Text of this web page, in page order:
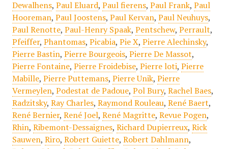
Dewalhens, Paul Eluard, Paul fierens, Paul Frank, Paul
Hooreman, Paul Joostens, Paul Kervan, Paul Neuhuys,
Paul Renotte, Paul-Henry Spaak, Pentschew, Perrault,
Pfeiffer, Phantomas, Picabia, Pie X, Pierre Alechinsky,
Pierre Bastin, Pierre Bourgeois, Pierre De Massot,
Pierre Fontaine, Pierre Froidebise, Pierre loti, Pierre
Mabille, Pierre Puttemans, Pierre Unik, Pierre
Vermeylen, Podestat de Padoue, Pol Bury, Rachel Baes,
Radzitsky, Ray Charles, Raymond Rouleau, René Baert,
René Bernier, René Joel, René Magritte, Revue Pogen,
Rhin, Ribemont-Dessaignes, Richard Dupierreux, Rick
Sauwen, Riro, Robert Guiette, Robert Dahlmann,